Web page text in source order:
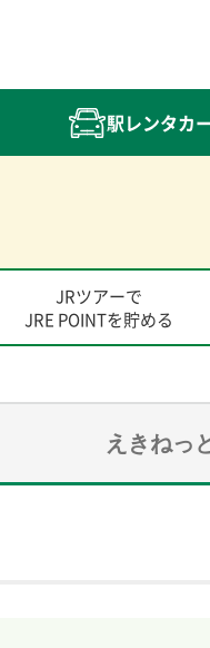
駅レンタカ
JRツアーで
JRE POINTを貯める
えきねっ